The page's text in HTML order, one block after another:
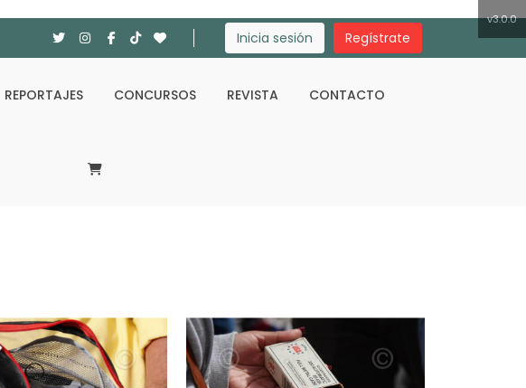
Inicia sesión Regístrate
REPORTAJES CONCURSOS REVISTA CONTACTO
v3.0.0